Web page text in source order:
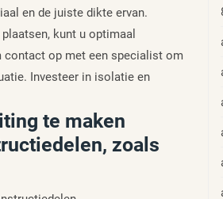
en de juiste dikte ervan.
kunt u optimaal
contact op met een specialist om
Investeer in isolatie en
te maken
zoals